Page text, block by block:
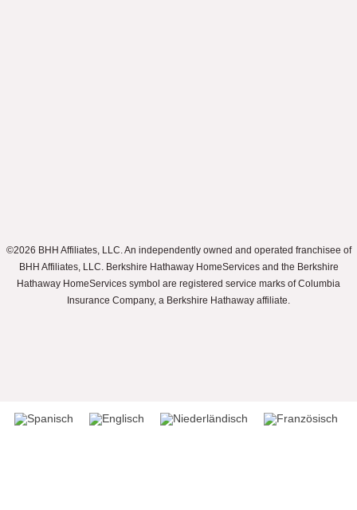
©2026 BHH Affiliates, LLC. An independently owned and operated franchisee of
BHH Affiliates, LLC. Berkshire Hathaway HomeServices and the Berkshire
Hathaway HomeServices symbol are registered service marks of Columbia
Insurance Company, a Berkshire Hathaway affiliate.